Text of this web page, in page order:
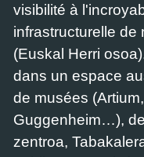
visibilité à
infrastructurelle de
(Euskal Herri
dans un espace
de musées
Guggenheim…),
zentroa,